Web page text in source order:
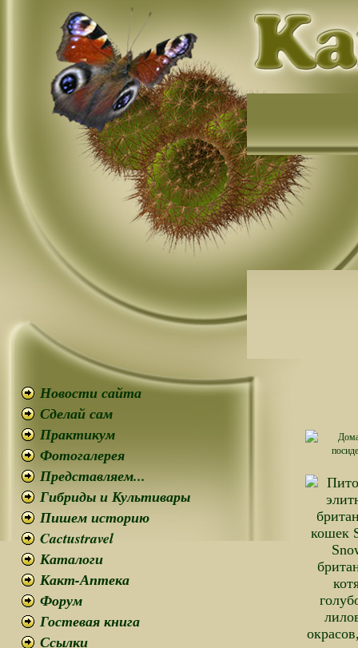
Новости сайта
Сделай сам
Практикум
Фотогалерея
Представляем...
Гибриды и Культивары
Пишем историю
Cactustravel
Каталоги
Какт-Аптека
Форум
Гостевая книга
Ссылки